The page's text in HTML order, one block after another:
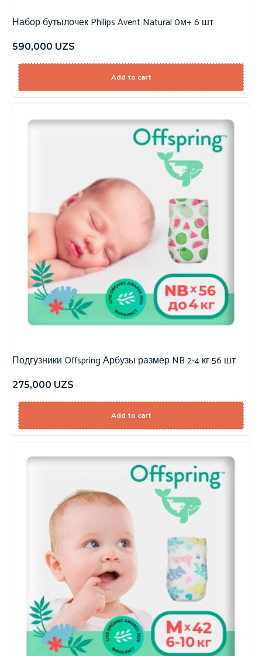
Набор бутылочек Philips Avent Natural 0м+ 6 шт
590,000 UZS
Add to cart
Подгузники Offspring Арбузы размер NB 2-4 кг 56 шт
275,000 UZS
Add to cart